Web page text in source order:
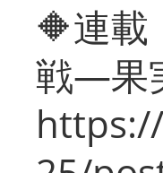
🔶連
戦―果